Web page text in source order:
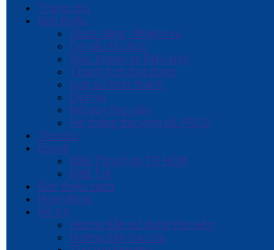
Trang chủ
Giới thiệu
Chức năng - Nhiệm vụ
Cơ cấu tổ chức
Điều khoản và Điều kiện
Thành tích đạt được
Lịch sử hình thành
Dịch vụ
Nội quy thư viện
Hệ thống thư viện xã, PĐCS
Tra cứu
Ebook
NXB Tổng hợp TP. HCM
NXB Trẻ
Giới thiệu sách
Hoạt động
Hỗ trợ
Hướng dẫn sử dụng thư viện
Hướng dẫn tra cứu